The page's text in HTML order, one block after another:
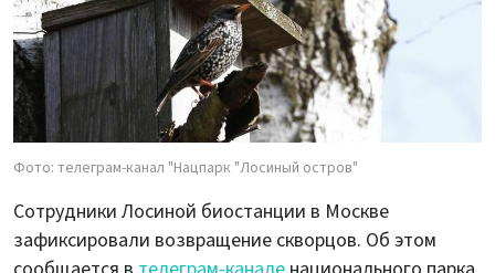
Фото: телеграм-канал "Нацпарк "Лосиный остров"
Сотрудники Лосиной биостанции в Москве
зафиксировали возвращение скворцов. Об этом